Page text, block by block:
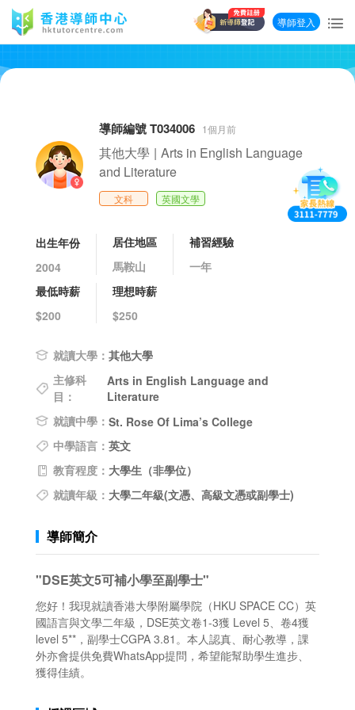
導師登入
導師編號 T034006 1個月前
其他大學 | Arts in English Language
and Literature
文科 英國文學
出生年份
2004
居住地區
馬鞍山
補習經驗
一年
最低時薪
$200
理想時薪
$250
就讀大學： 其他大學
主修科
目：
Arts in English Language and
Literature
就讀中學： St. Rose Of Lima’s College
中學語言： 英文
教育程度： 大學生（非學位）
就讀年級： 大學二年級(文憑、高級文憑或副學士)
導師簡介
"DSE英文5可補小學至副學士"
您好！我現就讀香港大學附屬學院（HKU SPACE CC）英
國語言與文學二年級，DSE英文卷1-3獲 Level 5、卷4獲
level 5**，副學士CGPA 3.81。本人認真、耐心教導，課
外亦會提供免費WhatsApp提問，希望能幫助學生進步、
獲得佳績。